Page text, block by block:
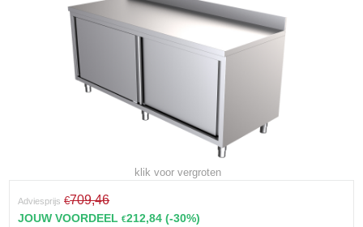
klik voor vergroten
Adviesprijs €709,46
JOUW VOORDEEL€212,84 (-30%)